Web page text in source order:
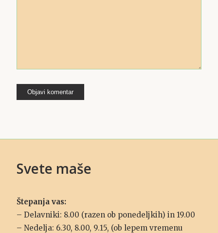
Svete maše
Štepanja vas:
– Delavniki: 8.00 (razen ob ponedeljkih) in 19.00
– Nedelja: 6.30, 8.00, 9.15, (ob lepem vremenu